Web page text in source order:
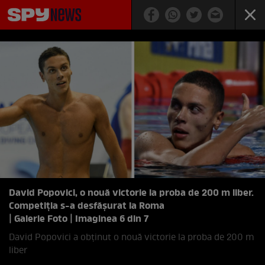
David Popovici, o nouă victorie la proba de 200 m liber.
Competiția s-a desfășurat la Roma
| Galerie Foto | Imaginea 6 din 7
David Popovici a obținut o nouă victorie la proba de 200 m
liber